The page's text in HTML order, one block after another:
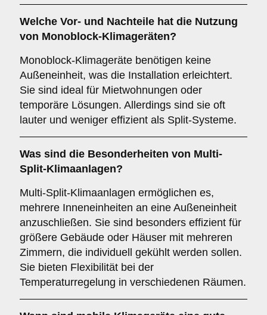
Welche Vor- und Nachteile hat die Nutzung
von Monoblock-Klimageräten?
Monoblock-Klimageräte benötigen keine
Außeneinheit, was die Installation erleichtert.
Sie sind ideal für Mietwohnungen oder
temporäre Lösungen. Allerdings sind sie oft
lauter und weniger effizient als Split-Systeme.
Was sind die Besonderheiten von Multi-
Split-Klimaanlagen?
Multi-Split-Klimaanlagen ermöglichen es,
mehrere Inneneinheiten an eine Außeneinheit
anzuschließen. Sie sind besonders effizient für
größere Gebäude oder Häuser mit mehreren
Zimmern, die individuell gekühlt werden sollen.
Sie bieten Flexibilität bei der
Temperaturregelung in verschiedenen Räumen.